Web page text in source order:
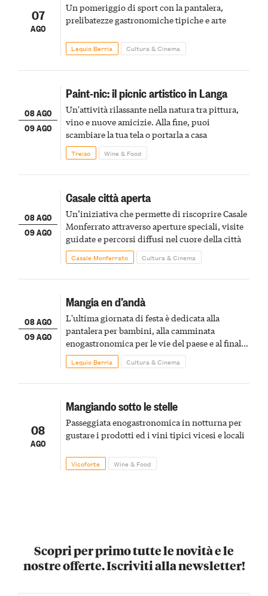
07
AGO
Un pomeriggio di sport con la pantalera,
prelibatezze gastronomiche tipiche e arte
Lequio Berria Cultura & Cinema
08 AGO
09 AGO
Paint-nic: il picnic artistico in Langa
Un'attività rilassante nella natura tra pittura,
vino e nuove amicizie. Alla fine, puoi
scambiare la tua tela o portarla a casa
Treiso Wine & Food
08 AGO
09 AGO
Casale città aperta
Un’iniziativa che permette di riscoprire Casale
Monferrato attraverso aperture speciali, visite
guidate e percorsi diffusi nel cuore della città
Casale Monferrato Cultura & Cinema
08 AGO
09 AGO
Mangia en d’andà
L'ultima giornata di festa è dedicata alla
pantalera per bambini, alla camminata
enogastronomica per le vie del paese e al finale
pirotecnico
Lequio Berria Cultura & Cinema
08
AGO
Mangiando sotto le stelle
Passeggiata enogastronomica in notturna per
gustare i prodotti ed i vini tipici vicesi e locali
Vicoforte Wine & Food
Scopri per primo tutte le novità e le
nostre offerte. Iscriviti alla newsletter!